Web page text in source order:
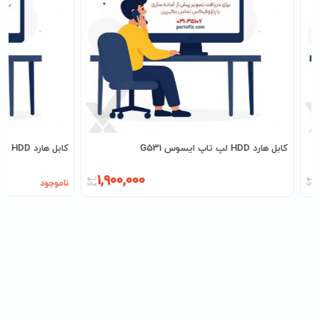
کابل هارد HDD لپ تاپ ایسوس G531
1,900,000
کابل هارد HDD لپ تاپ دل E5470
ناموجود